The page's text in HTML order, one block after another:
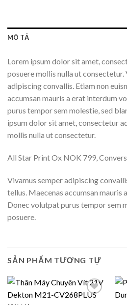
MÔ TẢ
Lorem ipsum dolor sit amet,
posuere mollis nulla ut consectetur.
adipiscing convallis. Etiam non
accumsan mauris a erat interdum
purus tempor sem molestie, sed
ipsum dolor sit amet, consectetur
mollis nulla ut consectetur.
All Star Print Ox NOK 799,
Vivamus semper adipiscing
tellus. Maecenas accumsan mauris
Donec volutpat purus tempor sem
posuere.
SẢN PHẨM TƯƠNG TỰ